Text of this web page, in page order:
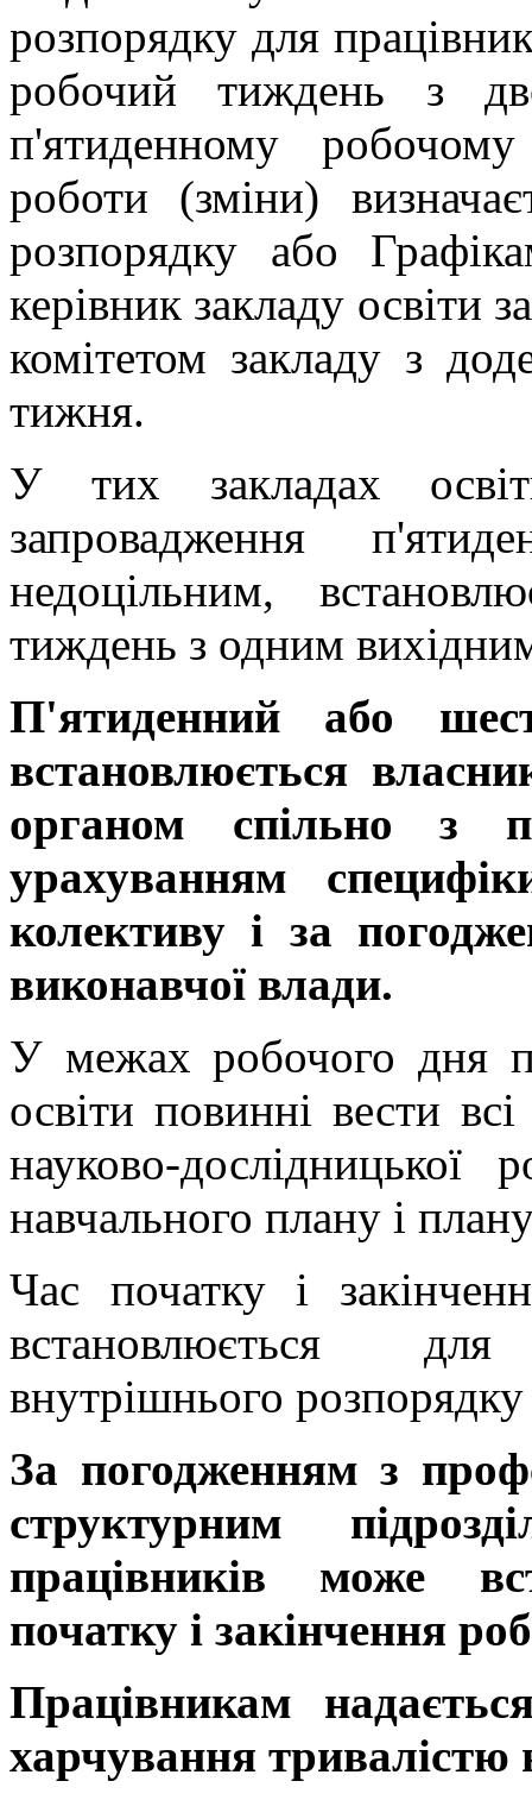
розпорядку для
робочий тиждень з
п'ятиденному
роботи (зміни)
розпорядку або
керівник закладу освіти
комітетом закладу з
тижня.
У тих закладах
запровадження
недоцільним,
тиждень з одним
П'ятиденний або
встановлюється
органом спільно з
урахуванням
колективу і за
виконавчої влади.
У межах робочого дня
освіти повинні вести
науково-дослідницької
навчального плану і
Час початку і
встановлюється
внутрішнього
За погодженням з
структурним
працівників може
початку і закінчення
Працівникам
харчування тривалістю